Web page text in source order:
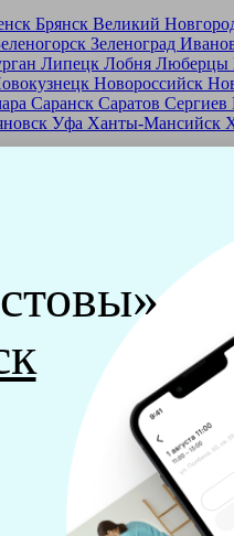
Брянск Великий
Зеленоград
Липецк Лобня Люберцы
Новороссийск
Саранск Саратов Сергиев
Уфа Ханты-Мансийск
от 24 до 40 лет.
в службе
наши клинеры привозят с